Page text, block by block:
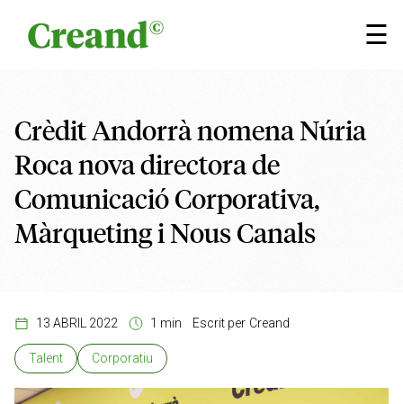
☰
×
Crèdit Andorrà nomena Núria
Roca nova directora de
Comunicació Corporativa,
Màrqueting i Nous Canals
13 ABRIL 2022 1 min Escrit per Creand
Talent Corporatiu